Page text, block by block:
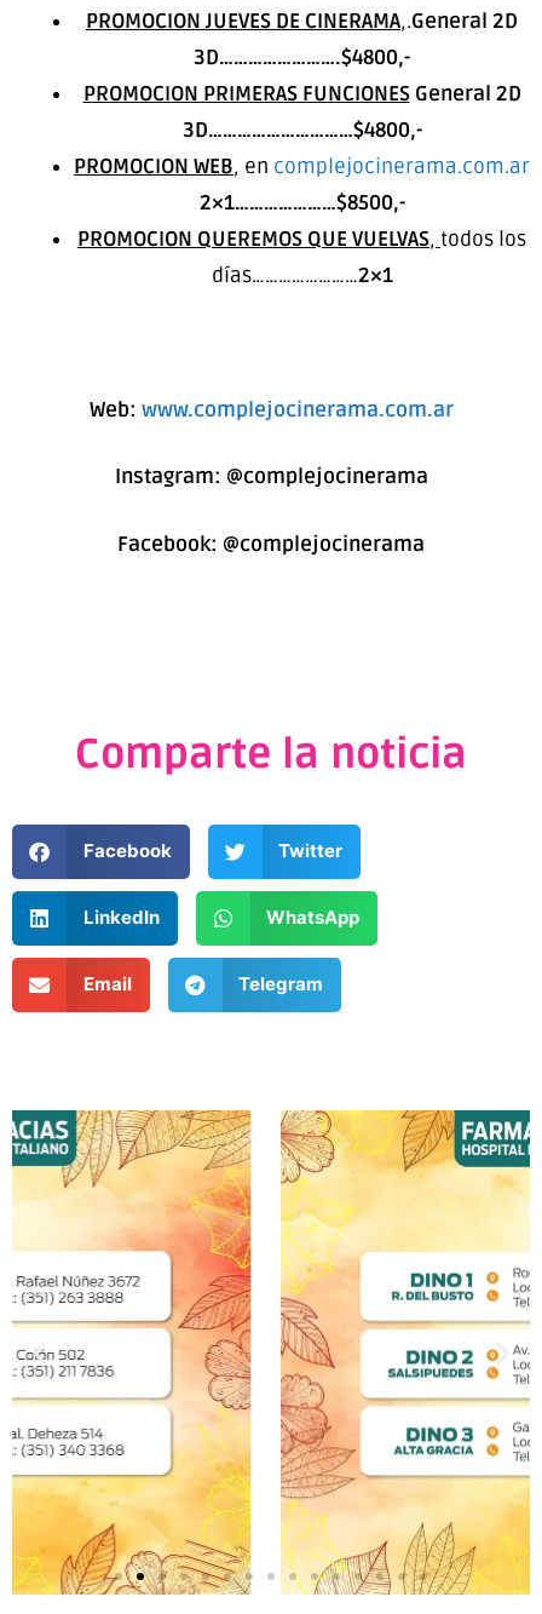
PROMOCION JUEVES DE CINERAMA,.General 2D
3D…………………….$4800,-
PROMOCION PRIMERAS FUNCIONES General 2D
3D…………………………$4800,-
PROMOCION WEB, en complejocinerama.com.ar
2×1…………………$8500,-
PROMOCION QUEREMOS QUE VUELVAS, todos los
días……………………2×1
Web: www.complejocinerama.com.ar
Instagram: @complejocinerama
Facebook: @complejocinerama
Comparte la noticia
Facebook Twitter
LinkedIn WhatsApp
Email Telegram